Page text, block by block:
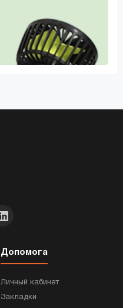
Допомога
Личный кабинет
Закладки